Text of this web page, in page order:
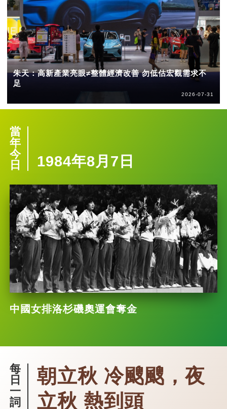
朱天：高新產業亮眼≠整體經濟改善 勿低估宏觀需求不
足
2026-07-31
當
年
今
日
1984年8月7日
中國女排洛杉磯奧運會奪金
每
日
一
詞
朝立秋 冷颼颼，夜
立秋 熱到頭